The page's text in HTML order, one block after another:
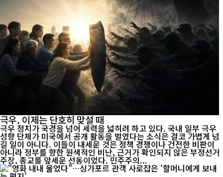
극우, 이제는 단호히 맞설 때
극우 정치가 국경을 넘어 세력을 넓히려 하고 있다. 국내 일부 극우
성향 단체가 미국에서 공개 활동을 벌였다는 소식은 결코 가볍게 넘
길 일이 아니다. 이들이 내세운 것은 정책 경쟁이나 건전한 비판이
아니라 정부를 향한 원색적인 비난, 근거가 확인되지 않은 부정선거
주장, 종교를 앞세운 선동이었다. 민주주의...